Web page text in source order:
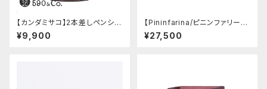
【カンダミサコ】2本差しペンシー
ス・ミネルバボックス (カスター
ニョ)
¥9,900
【Pininfarina/ピニンファリー
ナ】Speedform (チタン)
¥27,500